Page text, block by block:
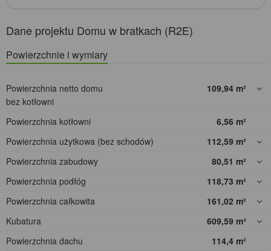
Dane projektu Domu w bratkach (R2E)
Powierzchnie i wymiary
Powierzchnia netto domu
bez kotłowni
109,94 m²
Powierzchnia kotłowni 6,56 m²
Powierzchnia użytkowa (bez schodów)
112,59 m²
Powierzchnia zabudowy
80,51 m²
Powierzchnia podłóg
118,73 m²
Powierzchnia całkowita
161,02 m²
Kubatura
609,59 m³
Powierzchnia dachu
114,4 m²